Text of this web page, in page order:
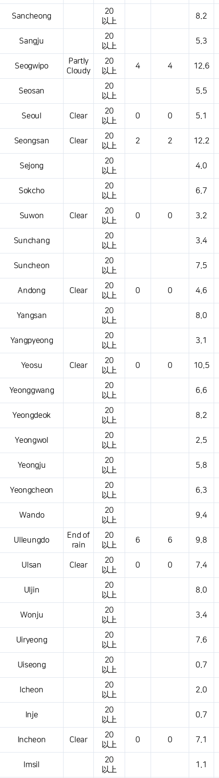
Sancheong
20
以上
8.2
Sangju
20
以上
5.3
Seogwipo
Partly
Cloudy
20
以上
4 4 12.6
Seosan
20
以上
5.5
Seoul Clear
20
以上
0 0 5.1
Seongsan Clear
20
以上
2 2 12.2
Sejong
20
以上
4.0
Sokcho
20
以上
6.7
Suwon Clear
20
以上
0 0 3.2
Sunchang
20
以上
3.4
Suncheon
20
以上
7.5
Andong Clear
20
以上
0 0 4.6
Yangsan
20
以上
8.0
Yangpyeong
20
以上
3.1
Yeosu Clear
20
以上
0 0 10.5
Yeonggwang
20
以上
6.6
Yeongdeok
20
以上
8.2
Yeongwol
20
以上
2.5
Yeongju
20
以上
5.8
Yeongcheon
20
以上
6.3
Wando
20
以上
9.4
Ulleungdo
End of
rain
20
以上
6 6 9.8
Ulsan Clear
20
以上
0 0 7.4
Uljin
20
以上
8.0
Wonju
20
以上
3.4
Uiryeong
20
以上
7.6
Uiseong
20
以上
0.7
Icheon
20
以上
2.0
Inje
20
以上
0.7
Incheon Clear
20
以上
0 0 7.1
Imsil
20
以上
1.1